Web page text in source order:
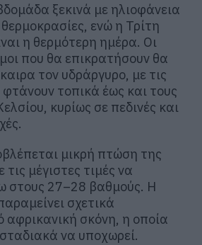
ξεκινά με ηλιοφάνεια
θερμοκρασίες, ενώ η Τρίτη
η θερμότερη ημέρα. Οι
που θα επικρατήσουν θα
τον υδράργυρο, με τις
τοπικά έως και τους
κυρίως σε πεδινές και
μικρή πτώση της
μέγιστες τιμές να
στους 27–28 βαθμούς. Η
σχετικά
αφρικανική σκόνη, η οποία
να υποχωρεί.